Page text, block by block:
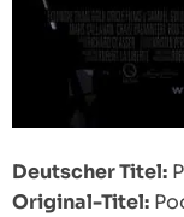
Deutscher Titel:
Original-Titel: